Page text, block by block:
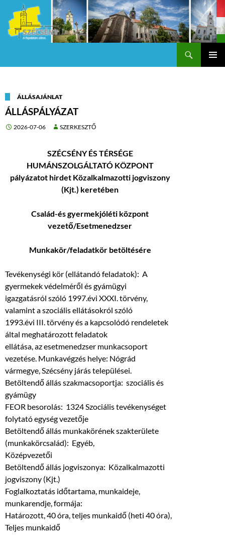
ÁLLÁSAJÁNLAT
ÁLLÁSPÁLYÁZAT
2026-07-06 SZERKESZTŐ
SZÉCSÉNY ÉS TÉRSÉGE
HUMÁNSZOLGÁLTATÓ KÖZPONT
pályázatot hirdet Közalkalmazotti jogviszony
(Kjt.) keretében
Család-és gyermekjóléti központ
vezető/Esetmenedzser
Munkakör/feladatkör betöltésére
Tevékenységi kör (ellátandó feladatok): A
gyermekek védelméről és gyámügyi
igazgatásról szóló 1997.évi XXXI. törvény,
valamint a szociális ellátásokról szóló
1993.évi III. törvény és a kapcsolódó rendeletek
által meghatározott feladatok
ellátása, az esetmenedzser munkacsoport
vezetése. Munkavégzés helye: Nógrád
vármegye, Szécsény járás települései.
Betöltendő állás szakmacsoportja: szociális és
gyámügy
FEOR besorolás: 1324 Szociális tevékenységet
folytató egység vezetője
Betöltendő állás munkakörének szakterülete
(munkakörcsalád): Egyéb,
Középvezetői
Betöltendő állás jogviszonya: Közalkalmazotti
jogviszony (Kjt.)
Foglalkoztatás időtartama, munkaideje,
munkarendje, formája:
Határozott, 40 óra, teljes munkaidő (heti 40 óra),
Teljes munkaidő